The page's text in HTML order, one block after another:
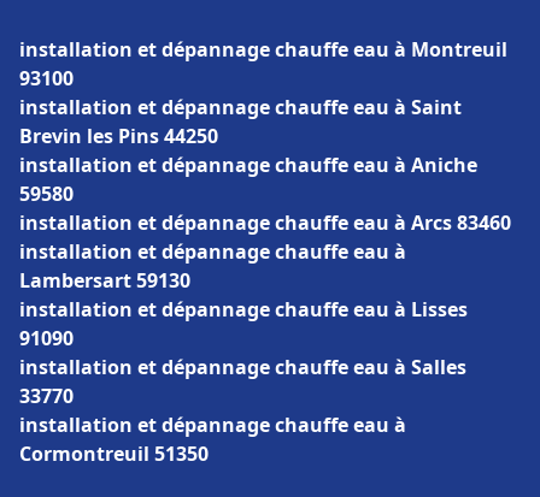
installation et dépannage chauffe eau à Montreuil
93100
installation et dépannage chauffe eau à Saint
Brevin les Pins 44250
installation et dépannage chauffe eau à Aniche
59580
installation et dépannage chauffe eau à Arcs 83460
installation et dépannage chauffe eau à
Lambersart 59130
installation et dépannage chauffe eau à Lisses
91090
installation et dépannage chauffe eau à Salles
33770
installation et dépannage chauffe eau à
Cormontreuil 51350